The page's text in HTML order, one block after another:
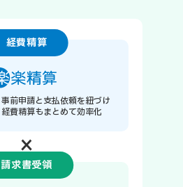
経費精算
事前申請と支払依頼を紐づけ
経費精算もまとめて効率化
×
請求書受領